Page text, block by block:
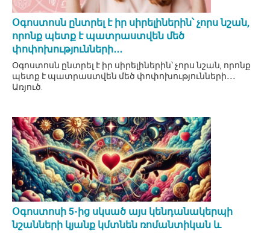
Օգոստոսն ընտրել է իր սիրելիներին՝ չորս նշան,
որոնք պետք է պատրաստվեն մեծ
փոփոխությունների․․․
Օգոստոսն ընտրել է իր սիրելիներին՝ չորս նշան, որոնք
պետք է պատրաստվեն մեծ փոփոխությունների․․․
Առյուծ.
Օգոստոսի 5-ից սկսած այս կենդանակերպի
նշանների կյանք կմտնեն ռոմանտիկան և